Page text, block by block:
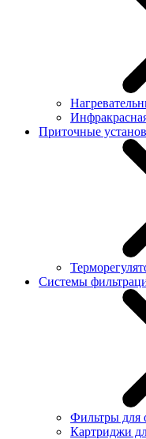
Приточные
Системы
Фильтры для
Картриджи